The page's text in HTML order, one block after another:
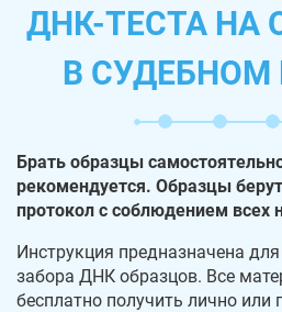
ДНК-ТЕСТА НА
В СУДЕБНОМ
Брать образцы
рекомендуется. Образцы
протокол с соблюдением всех
Инструкция предназначена
забора ДНК образцов. Все
бесплатно получить лично или